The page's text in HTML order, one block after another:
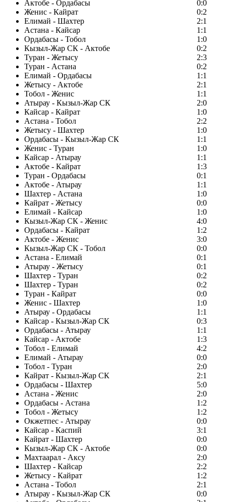
Актобе - Ордабасы
0:0
Женис - Кайрат
0:2
Елимай - Шахтер
2:1
Астана - Кайсар
1:1
Ордабасы - Тобол
1:0
Кызыл-Жар СК - Актобе
0:2
Туран - Жетысу
2:3
Туран - Астана
0:2
Елимай - Ордабасы
1:1
Жетысу - Актобе
2:1
Тобол - Женис
1:1
Атырау - Кызыл-Жар СК
2:0
Кайсар - Кайрат
1:0
Астана - Тобол
2:2
Жетысу - Шахтер
1:0
Ордабасы - Кызыл-Жар СК
1:1
Женис - Туран
1:0
Кайсар - Атырау
1:1
Актобе - Кайрат
1:3
Туран - Ордабасы
0:1
Актобе - Атырау
1:1
Шахтер - Астана
1:0
Кайрат - Жетысу
0:0
Елимай - Кайсар
1:0
Кызыл-Жар СК - Женис
4:0
Ордабасы - Кайрат
1:2
Актобе - Женис
3:0
Кызыл-Жар СК - Тобол
0:0
Астана - Елимай
0:1
Атырау - Жетысу
0:1
Шахтер - Туран
0:2
Шахтер - Туран
0:2
Туран - Кайрат
0:0
Женис - Шахтер
1:0
Атырау - Ордабасы
1:1
Кайсар - Кызыл-Жар СК
0:3
Ордабасы - Атырау
1:1
Кайсар - Актобе
1:3
Тобол - Елимай
4:2
Елимай - Атырау
0:0
Тобол - Туран
2:0
Кайрат - Кызыл-Жар СК
2:1
Ордабасы - Шахтер
5:0
Астана - Женис
2:0
Ордабасы - Астана
1:2
Тобол - Жетысу
1:2
Окжетпес - Атырау
0:0
Кайсар - Каспий
3:1
Кайрат - Шахтер
0:0
Кызыл-Жар СК - Актобе
0:0
Махтаарал - Аксу
2:0
Шахтер - Кайсар
2:2
Жетысу - Кайрат
1:2
Астана - Тобол
2:1
Атырау - Кызыл-Жар СК
0:0